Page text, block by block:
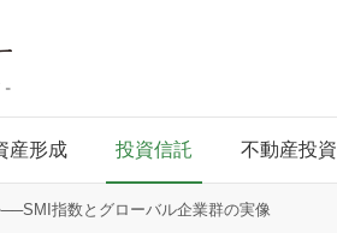
産形成 投資信託 不動産投資
指数とグローバル企業群の実像